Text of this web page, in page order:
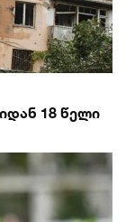
18 წელი